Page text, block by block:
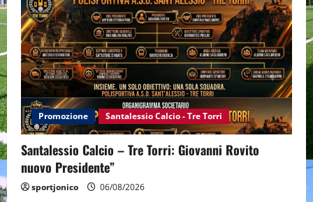
Promozione Santalessio Calcio - Tre Torri
Santalessio Calcio – Tre Torri: Giovanni Rovito
nuovo Presidente”
sportjonico 06/08/2026